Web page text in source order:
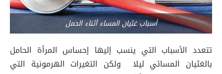
أسباب غثيان المساء أثناء الحمل
تتعدد الأسباب التي ينسب إليها إحساس المرأة الحامل
بالغثيان المسائي ليلا ولكن التغيرات الهرمونية التي